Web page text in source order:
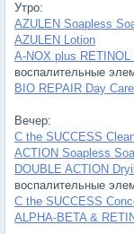
Утро:
AZULEN Soapless
AZULEN Lotion
A-NOX plus RETINOL
воспалительные
BIO REPAIR Day
Вечер:
C the SUCCESS
ACTION Soapless
DOUBLE ACTION
воспалительные
C the SUCCESS
ALPHA-BETA &